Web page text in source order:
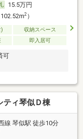
15.5万円
2）
収納スペース
即入居可
可
ティ琴似Ｄ棟
線 琴似駅 徒歩10分